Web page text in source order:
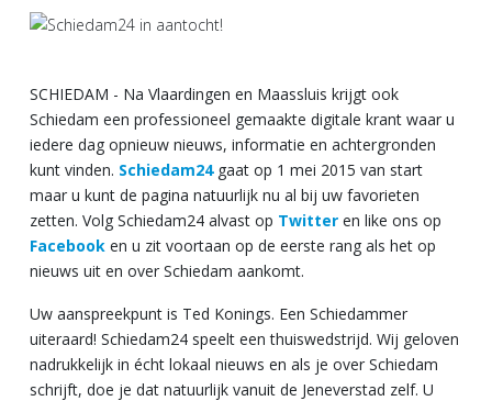
SCHIEDAM - Na Vlaardingen en Maassluis krijgt ook
Schiedam een professioneel gemaakte digitale krant waar u
iedere dag opnieuw nieuws, informatie en achtergronden
kunt vinden. Schiedam24gaat op 1 mei 2015 van start
maar u kunt de pagina natuurlijk nu al bij uw favorieten
zetten. Volg Schiedam24 alvast op Twitter en like ons op
Facebook en u zit voortaan op de eerste rang als het op
nieuws uit en over Schiedam aankomt.
Uw aanspreekpunt is Ted Konings. Een Schiedammer
uiteraard! Schiedam24 speelt een thuiswedstrijd. Wij geloven
nadrukkelijk in écht lokaal nieuws en als je over Schiedam
schrijft, doe je dat natuurlijk vanuit de Jeneverstad zelf. U